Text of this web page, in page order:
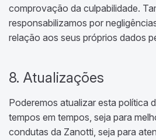
comprovação da culpabilidade.
responsabilizamos por
relação aos seus próprios dados
8. Atualizações
Poderemos atualizar esta política
tempos em tempos, seja para
condutas da Zanotti, seja para